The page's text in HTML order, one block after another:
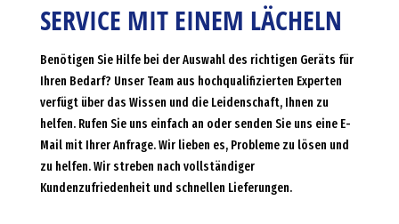
SERVICE MIT EINEM LÄCHELN
Benötigen Sie Hilfe bei der Auswahl des richtigen Geräts für
Ihren Bedarf? Unser Team aus hochqualifizierten Experten
verfügt über das Wissen und die Leidenschaft, Ihnen zu
helfen. Rufen Sie uns einfach an oder senden Sie uns eine E-
Mail mit Ihrer Anfrage. Wir lieben es, Probleme zu lösen und
zu helfen. Wir streben nach vollständiger
Kundenzufriedenheit und schnellen Lieferungen.